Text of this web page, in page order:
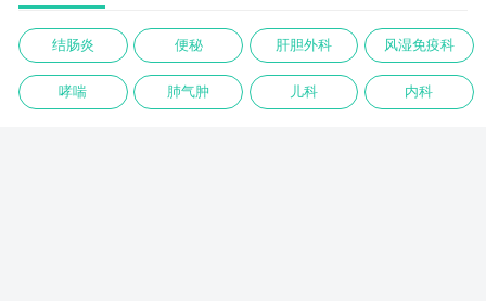
结肠炎 便秘 肝胆外科 风湿免疫科
哮喘 肺气肿 儿科 内科